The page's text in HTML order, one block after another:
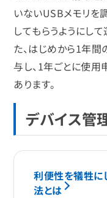
いないUSBメモリを
してもらうようにし
た、はじめから1年
与し、1年ごとに使
あります。
デバイス管
利便性を犠牲に
法とは